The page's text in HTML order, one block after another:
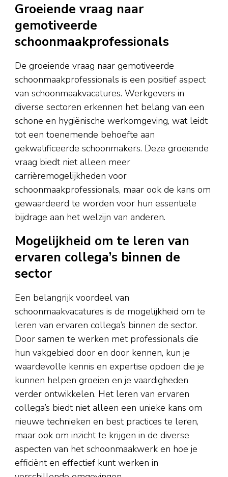
Groeiende vraag naar
gemotiveerde
schoonmaakprofessionals
De groeiende vraag naar gemotiveerde
schoonmaakprofessionals is een positief aspect
van schoonmaakvacatures. Werkgevers in
diverse sectoren erkennen het belang van een
schone en hygiënische werkomgeving, wat leidt
tot een toenemende behoefte aan
gekwalificeerde schoonmakers. Deze groeiende
vraag biedt niet alleen meer
carrièremogelijkheden voor
schoonmaakprofessionals, maar ook de kans om
gewaardeerd te worden voor hun essentiële
bijdrage aan het welzijn van anderen.
Mogelijkheid om te leren van
ervaren collega’s binnen de
sector
Een belangrijk voordeel van
schoonmaakvacatures is de mogelijkheid om te
leren van ervaren collega’s binnen de sector.
Door samen te werken met professionals die
hun vakgebied door en door kennen, kun je
waardevolle kennis en expertise opdoen die je
kunnen helpen groeien en je vaardigheden
verder ontwikkelen. Het leren van ervaren
collega’s biedt niet alleen een unieke kans om
nieuwe technieken en best practices te leren,
maar ook om inzicht te krijgen in de diverse
aspecten van het schoonmaakwerk en hoe je
efficiënt en effectief kunt werken in